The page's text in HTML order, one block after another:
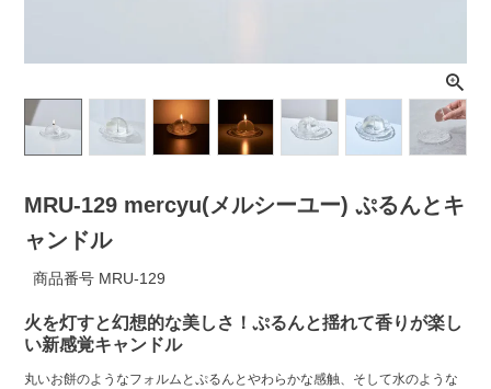
MRU-129 mercyu(メルシーユー) ぷるんとキ
ャンドル
商品番号 MRU-129
火を灯すと幻想的な美しさ！ぷるんと揺れて香りが楽し
い新感覚キャンドル
丸いお餅のようなフォルムとぷるんとやわらかな感触、そして水のような